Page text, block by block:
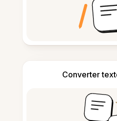
Converter